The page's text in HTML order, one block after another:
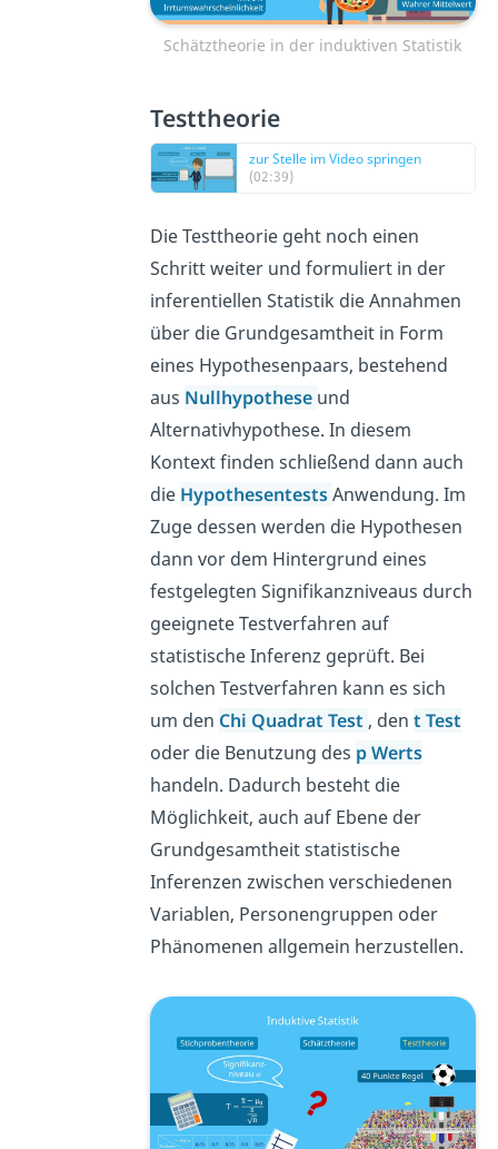
Schätztheorie in der induktiven Statistik
Testtheorie
zur Stelle im Video springen
(02:39)
Die Testtheorie geht noch einen
Schritt weiter und formuliert in der
inferentiellen Statistik die Annahmen
über die Grundgesamtheit in Form
eines Hypothesenpaars, bestehend
aus Nullhypothese und
Alternativhypothese. In diesem
Kontext finden schließend dann auch
die HypothesentestsAnwendung. Im
Zuge dessen werden die Hypothesen
dann vor dem Hintergrund eines
festgelegten Signifikanzniveaus durch
geeignete Testverfahren auf
statistische Inferenz geprüft. Bei
solchen Testverfahren kann es sich
um den Chi Quadrat Test , den t Test
oder die Benutzung des p Werts
handeln. Dadurch besteht die
Möglichkeit, auch auf Ebene der
Grundgesamtheit statistische
Inferenzen zwischen verschiedenen
Variablen, Personengruppen oder
Phänomenen allgemein herzustellen.